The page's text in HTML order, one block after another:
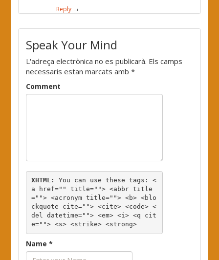
Reply →
Speak Your Mind
L'adreça electrònica no es publicarà. Els camps
necessaris estan marcats amb*
Comment
XHTML: You can use these tags: <
a href="" title=""> <abbr title
=""> <acronym title=""> <b> <blo
ckquote cite=""> <cite> <code> <
del datetime=""> <em> <i> <q cit
e=""> <s> <strike> <strong>
Name*